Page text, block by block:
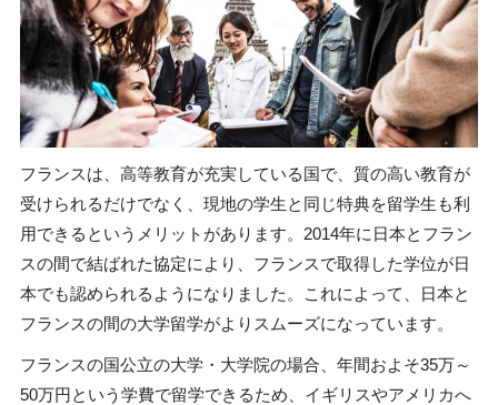
フランスは、高等教育が充実している国で、質の高い教育が
受けられるだけでなく、現地の学生と同じ特典を留学生も利
用できるというメリットがあります。2014年に日本とフラン
スの間で結ばれた協定により、フランスで取得した学位が日
本でも認められるようになりました。これによって、日本と
フランスの間の大学留学がよりスムーズになっています。
フランスの国公立の大学・大学院の場合、年間およそ35万～
50万円という学費で留学できるため、イギリスやアメリカへ